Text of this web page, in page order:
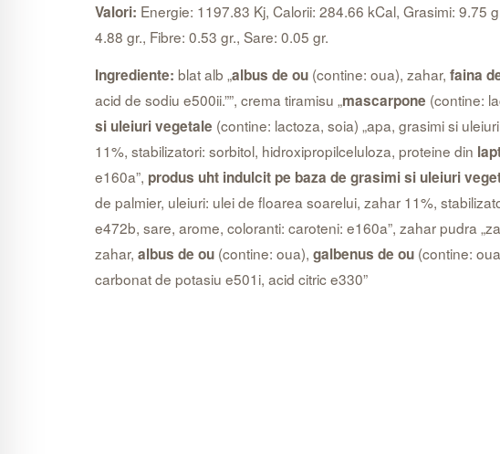
Valori: Energie: 1197.83 Kj, Calorii: 284.66 kCal, Grasimi: 9.75
4.88 gr., Fibre: 0.53 gr., Sare: 0.05 gr.
Ingrediente: blat alb „albus de ou (contine: oua), zahar, faina
acid de sodiu e500ii.””, crema tiramisu „mascarpone (contine:
si uleiuri vegetale (contine: lactoza, soia) „apa, grasimi si
11%, stabilizatori: sorbitol, hidroxipropilceluloza, proteine din
e160a”, produs uht indulcit pe baza de grasimi si uleiuri
de palmier, uleiuri: ulei de floarea soarelui, zahar 11%,
e472b, sare, arome, coloranti: caroteni: e160a”, zahar pudra
zahar, albus de ou (contine: oua), galbenus de ou (contine:
carbonat de potasiu e501i, acid citric e330”